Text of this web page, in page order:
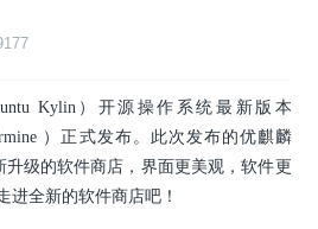
Kylin）开源操作系统最新版本
）正式发布。此次发布的优麒麟
升级的软件商店，界面更美观，软件更
进全新的软件商店吧！